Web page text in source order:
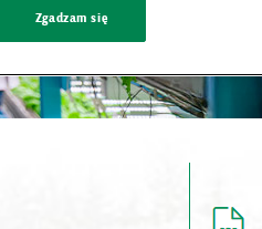
Zgadzam się